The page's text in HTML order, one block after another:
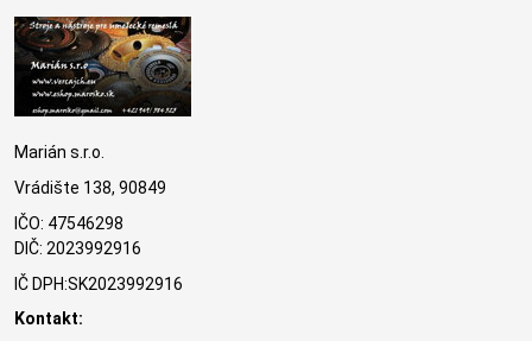
Marián s.r.o.
Vrádište 138, 90849
IČO: 47546298
DIČ: 2023992916
IČ DPH:SK2023992916
Kontakt: